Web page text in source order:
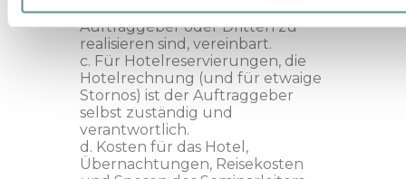
gemeinsam mit dem
Auftraggeber oder Dritten zu
realisieren sind, vereinbart.
c. Für Hotelreservierungen, die
Hotelrechnung (und für etwaige
Stornos) ist der Auftraggeber
selbst zuständig und
verantwortlich.
d. Kosten für das Hotel,
Übernachtungen, Reisekosten